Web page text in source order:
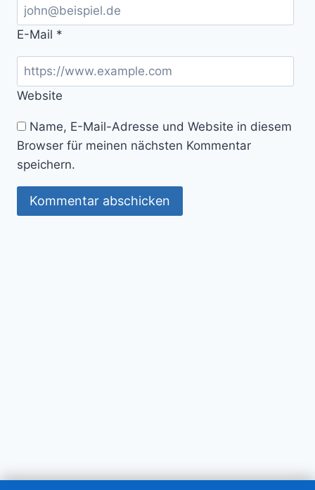
E-Mail *
Website
Name, E-Mail-Adresse und Website in diesem
Browser für meinen nächsten Kommentar
speichern.